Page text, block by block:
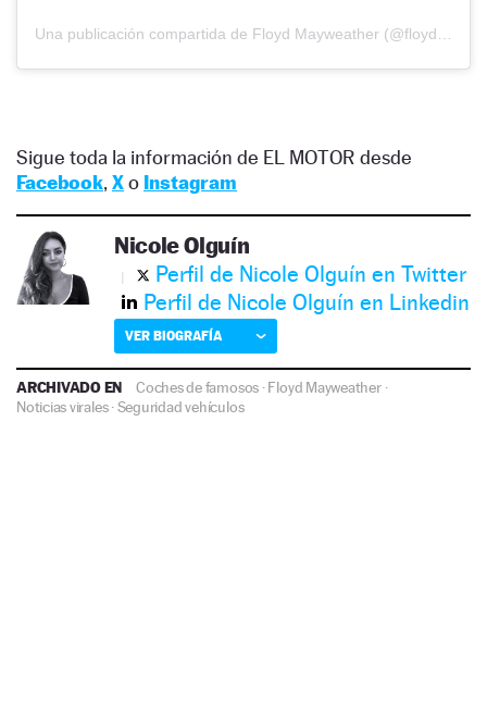
Una publicación compartida de Floyd Mayweather (@floydmayweather)
Sigue toda la información de EL MOTOR desde
Facebook, Xo Instagram
Nicole Olguín
Perfil de Nicole Olguín en Twitter
Perfil de Nicole Olguín en Linkedin
VER BIOGRAFÍA
ARCHIVADO EN Coches de famosos ·Floyd Mayweather·
Noticias virales·Seguridad vehículos